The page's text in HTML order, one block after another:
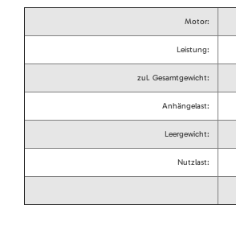
Motor:
Leistung:
zul. Gesamtgewicht:
Anhängelast:
Leergewicht:
Nutzlast: